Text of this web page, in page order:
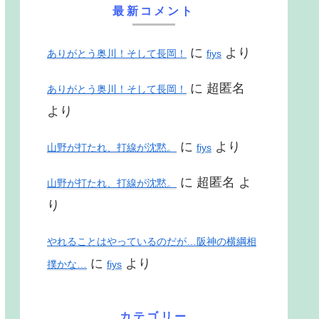
最新コメント
ありがとう奥川！そして長岡！ に fiys より
ありがとう奥川！そして長岡！ に 超匿名
より
山野が打たれ、打線が沈黙。 に fiys より
山野が打たれ、打線が沈黙。 に 超匿名 よ
り
やれることはやっているのだが…阪神の横綱相
撲かな… に fiys より
カテゴリー